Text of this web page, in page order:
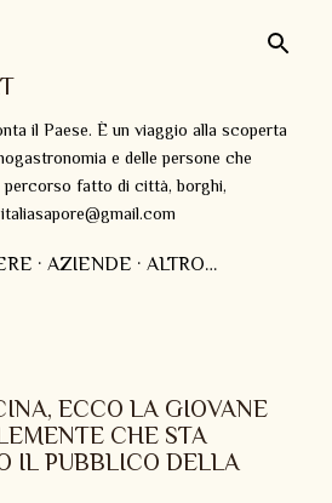
il Paese. È un viaggio alla scoperta
e delle persone che
percorso fatto di città, borghi,
AZIENDE ALTRO…
ECCO LA GIOVANE
CHE STA
IL PUBBLICO DELLA